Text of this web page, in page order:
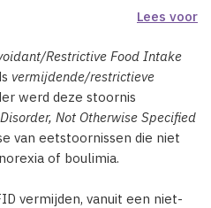
Lees voor
Restrictive Food Intake
vermijdende/restrictieve
werd deze stoornis
Not Otherwise Specified
van eetstoornissen die niet
of boulimia.
vermijden, vanuit een niet-